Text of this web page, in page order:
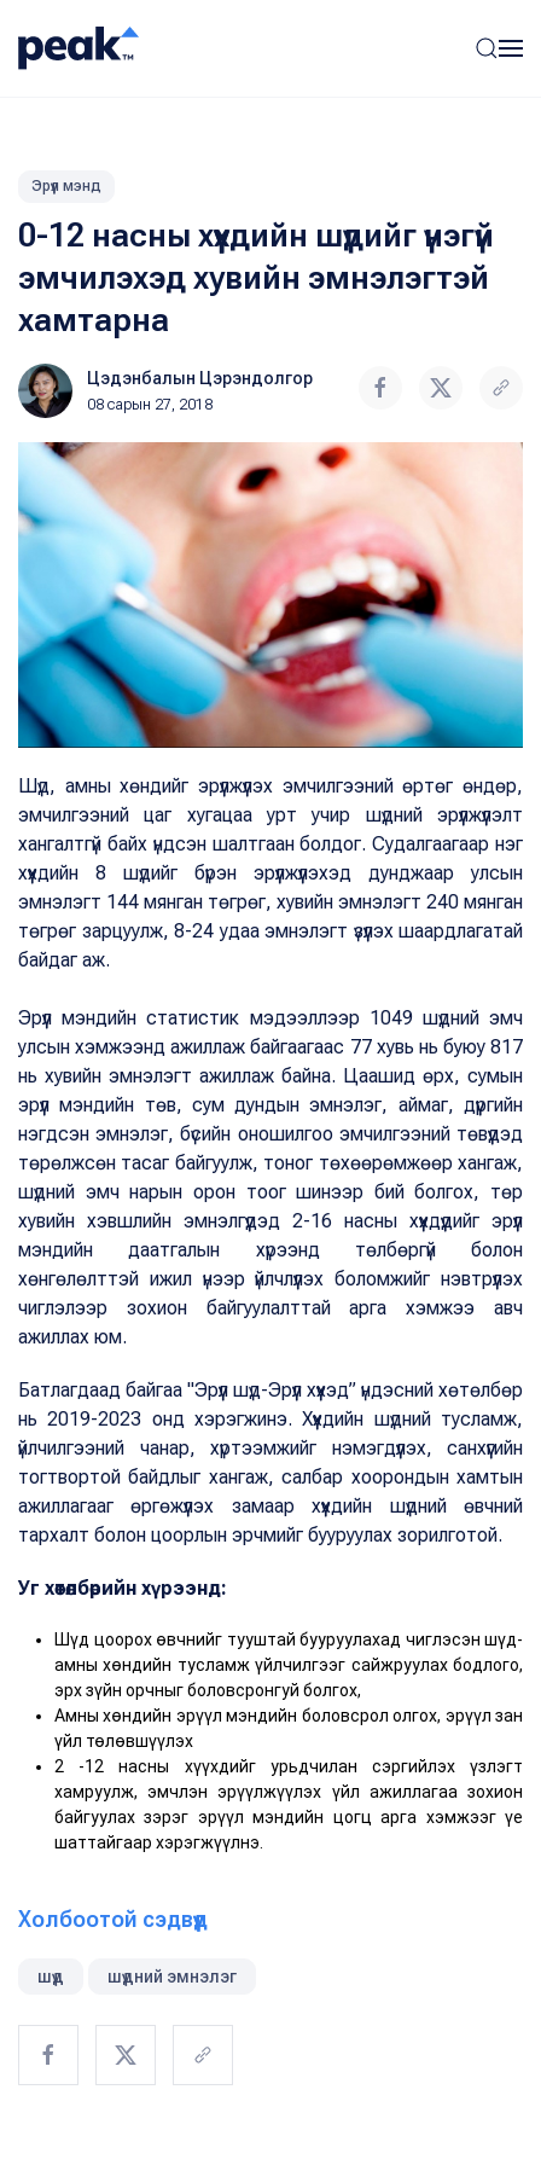
Эрүүл мэнд
0-12 насны хүүхдийн шүдийг үнэгүй
эмчилэхэд хувийн эмнэлэгтэй
хамтарна
Цэдэнбалын Цэрэндолгор
08 сарын 27, 2018
Шүд, амны хөндийг эрүүлжүүлэх эмчилгээний өртөг өндөр,
эмчилгээний цаг хугацаа урт учир шүдний эрүүлжүүлэлт
хангалтгүй байх үндсэн шалтгаан болдог. Судалгаагаар нэг
хүүхдийн 8 шүдийг бүрэн эрүүлжүүлэхэд дунджаар улсын
эмнэлэгт 144 мянган төгрөг, хувийн эмнэлэгт 240 мянган
төгрөг зарцуулж, 8-24 удаа эмнэлэгт үзүүлэх шаардлагатай
байдаг аж.
Эрүүл мэндийн статистик мэдээллээр 1049 шүдний эмч
улсын хэмжээнд ажиллаж байгаагаас 77 хувь нь буюу 817
нь хувийн эмнэлэгт ажиллаж байна. Цаашид өрх, сумын
эрүүл мэндийн төв, сум дундын эмнэлэг, аймаг, дүүргийн
нэгдсэн эмнэлэг, бүсийн оношилгоо эмчилгээний төвүүдэд
төрөлжсөн тасаг байгуулж, тоног төхөөрөмжөөр хангаж,
шүдний эмч нарын орон тоог шинээр бий болгох, төр
хувийн хэвшлийн эмнэлгүүдэд 2-16 насны хүүхдүүдийг эрүүл
мэндийн даатгалын хүрээнд төлбөргүй болон
хөнгөлөлттэй ижил үнээр үйлчлүүлэх боломжийг нэвтрүүлэх
чиглэлээр зохион байгуулалттай арга хэмжээ авч
ажиллах юм.
Батлагдаад байгаа "Эрүүл шүд-Эрүүл хүүхэд” үндэсний хөтөлбөр
нь 2019-2023 онд хэрэгжинэ. Хүүхдийн шүдний тусламж,
үйлчилгээний чанар, хүртээмжийг нэмэгдүүлэх, санхүүгийн
тогтвортой байдлыг хангаж, салбар хоорондын хамтын
ажиллагааг өргөжүүлэх замаар хүүхдийн шүдний өвчний
тархалт болон цоорлын эрчмийг бууруулах зорилготой.
Уг хөтөлбөрийн хүрээнд:
Шүд цоорох өвчнийг тууштай бууруулахад чиглэсэн шүд-
амны хөндийн тусламж үйлчилгээг сайжруулах бодлого,
эрх зүйн орчныг боловсронгуй болгох,
Амны хөндийн эрүүл мэндийн боловсрол олгох, эрүүл зан
үйл төлөвшүүлэх
2 -12 насны хүүхдийг урьдчилан сэргийлэх үзлэгт
хамруулж, эмчлэн эрүүлжүүлэх үйл ажиллагаа зохион
байгуулах зэрэг эрүүл мэндийн цогц арга хэмжээг үе
шаттайгаар хэрэгжүүлнэ.
Холбоотой сэдвүүд
шүд шүдний эмнэлэг